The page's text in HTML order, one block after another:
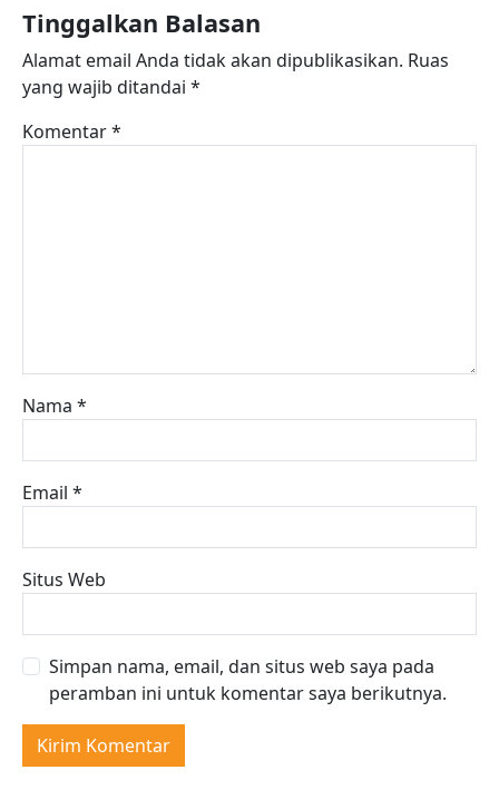
Tinggalkan Balasan
Alamat email Anda tidak akan dipublikasikan. Ruas
yang wajib ditandai *
Komentar*
Nama *
Email *
Situs Web
Simpan nama, email, dan situs web saya pada
peramban ini untuk komentar saya berikutnya.